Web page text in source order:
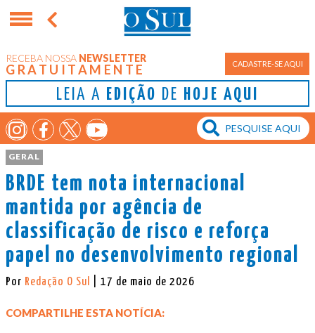
RECEBA NOSSA NEWSLETTER
GRATUITAMENTE CADASTRE-SE AQUI
LEIA A EDIÇÃO DE HOJE AQUI
GERAL
BRDE tem nota internacional
mantida por agência de
classificação de risco e reforça
papel no desenvolvimento regional
Por Redação O Sul | 17 de maio de 2026
COMPARTILHE ESTA NOTÍCIA: